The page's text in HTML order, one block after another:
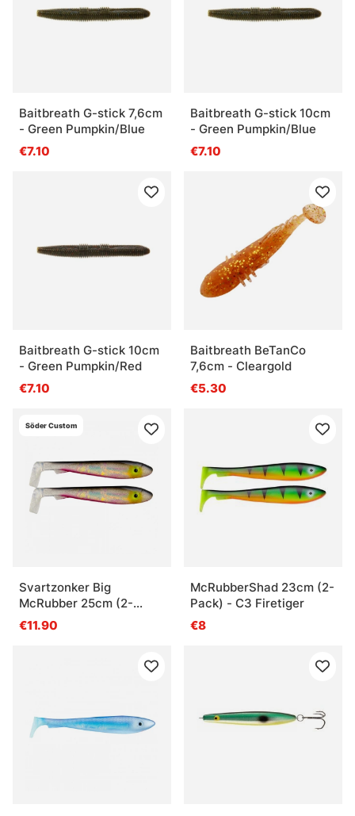
Qu’est-ce qu’un jerkbait ?
Qu’est-ce qu’un crankbait ?
Baitbreath G-stick 7,6cm
- Green Pumpkin/Blue
€7.10
Baitbreath G-stick 10cm
- Green Pumpkin/Blue
€7.10
Baitbreath G-stick 10cm
- Green Pumpkin/Red
€7.10
Baitbreath BeTanCo
7,6cm - Cleargold
€5.30
Söder Custom
Svartzonker Big
McRubber 25cm (2-
pack) - Söder Custom
Red Ghost Flash
€11.90
McRubberShad 23cm (2-
Pack) - C3 Firetiger
€8